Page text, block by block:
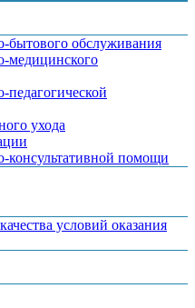
бытового обслуживания
медицинского
педагогической
ухода
консультативной помощи
условий оказания